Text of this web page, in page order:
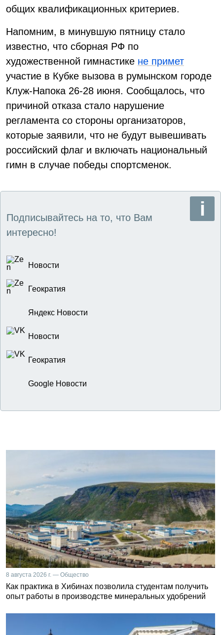
общих квалификационных критериев.
Напомним, в минувшую пятницу стало
известно, что сборная РФ по
художественной гимнастике не примет
участие в Кубке вызова в румынском городе
Клуж-Напока 26-28 июня. Сообщалось, что
причиной отказа стало нарушение
регламента со стороны организаторов,
которые заявили, что не будут вывешивать
российский флаг и включать национальный
гимн в случае победы спортсменок.
Подписывайтесь на то, что Вам
интересно!
Новости
Геократия
Яндекс Новости
Новости
Геократия
Google Новости
8 августа 2026 г. — Общество
Как практика в Хибинах позволила студентам получить
опыт работы в производстве минеральных удобрений